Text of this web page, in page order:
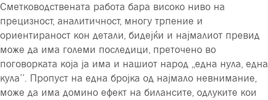
Сметководствената работа бара високо ниво на
прецизност, аналитичност, многу трпение и
ориентираност кон детали, бидејќи и најмалиот превид
може да има големи последици, преточено во
поговорката која ја има и нашиот народ ,,една нула, една
кула’’. Пропуст на една бројка од најмало невнимание,
може да има домино ефект на билансите, одлуките кои